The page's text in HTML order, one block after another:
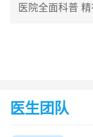
医院全面科普
医生团队